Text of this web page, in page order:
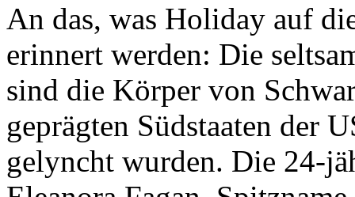
An das, was Holiday auf
erinnert werden: Die
sind die Körper von
geprägten Südstaaten der
gelyncht wurden. Die 24-